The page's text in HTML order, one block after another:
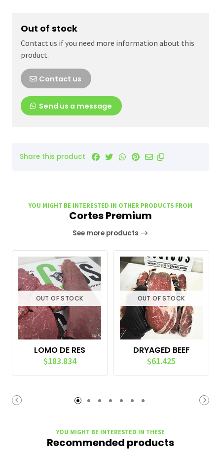
Out of stock
Contact us if you need more information about this
product.
Contact us
Send us a message
Share this product
YOU MIGHT BE INTERESTED IN OTHER PRODUCTS FROM
Cortes Premium
See more products
OUT OF STOCK
LOMO DE RES
$183.834
OUT OF STOCK
DRYAGED BEEF
$61.425
YOU MIGHT BE INTERESTED IN THESE
Recommended products